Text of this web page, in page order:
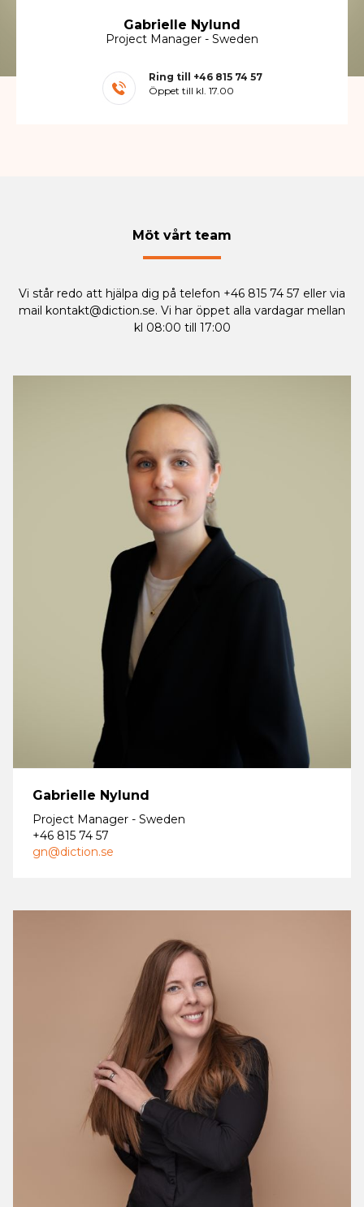
Gabrielle Nylund
Project Manager - Sweden
Ring till +46 815 74 57
Öppet till kl. 17.00
Möt vårt team
Vi står redo att hjälpa dig på telefon +46 815 74 57 eller via
mail kontakt@diction.se. Vi har öppet alla vardagar mellan
kl 08:00 till 17:00
Gabrielle Nylund
Project Manager - Sweden
+46 815 74 57
gn@diction.se